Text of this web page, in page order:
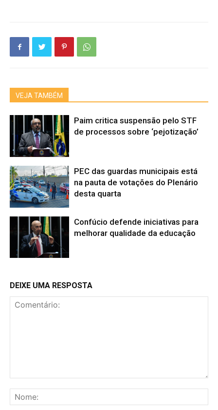
VEJA TAMBÉM
Paim critica suspensão pelo STF
de processos sobre ‘pejotização’
PEC das guardas municipais está
na pauta de votações do Plenário
desta quarta
Confúcio defende iniciativas para
melhorar qualidade da educação
DEIXE UMA RESPOSTA